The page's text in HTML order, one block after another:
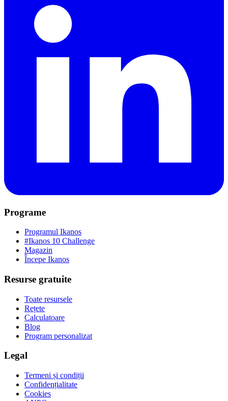
Programe
Programul Ikanos
#Ikanos 10 Challenge
Magazin
Începe Ikanos
Resurse gratuite
Toate resursele
Rețete
Calculatoare
Blog
Program personalizat
Legal
Termeni și condiții
Confidențialitate
Cookies